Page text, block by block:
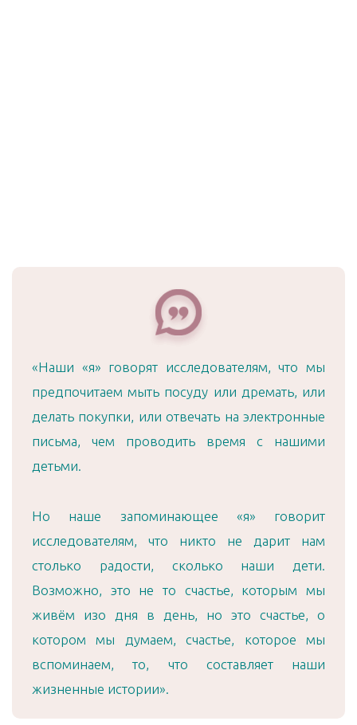
«Наши «я» говорят исследователям, что мы
предпочитаем мыть посуду или дремать, или
делать покупки, или отвечать на электронные
письма, чем проводить время с нашими
детьми.
Но наше запоминающее «я» говорит
исследователям, что никто не дарит нам
столько радости, сколько наши дети.
Возможно, это не то счастье, которым мы
живём изо дня в день, но это счастье, о
котором мы думаем, счастье, которое мы
вспоминаем, то, что составляет наши
жизненные истории».